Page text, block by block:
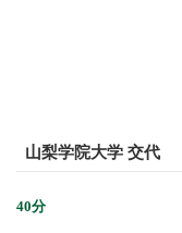
山梨学院大学 交代
40分